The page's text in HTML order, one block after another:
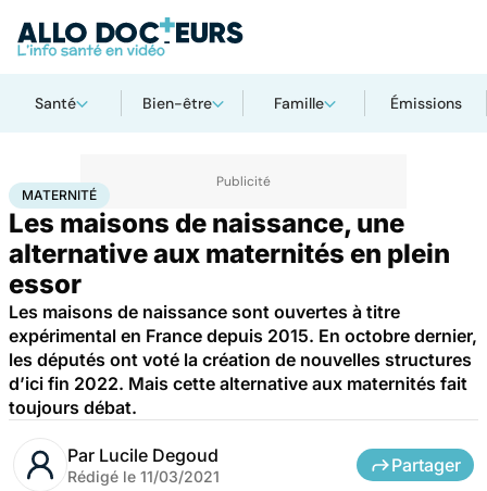
Santé Bien-être Famille Émissions
AccueilFamilleGrossesse Maternité
MATERNITÉ
Les maisons de naissance, une
alternative aux maternités en plein
essor
Les maisons de naissance sont ouvertes à titre
expérimental en France depuis 2015. En octobre dernier,
les députés ont voté la création de nouvelles structures
d’ici fin 2022. Mais cette alternative aux maternités fait
toujours débat.
Par Lucile Degoud
Rédigé le 11/03/2021
Partager